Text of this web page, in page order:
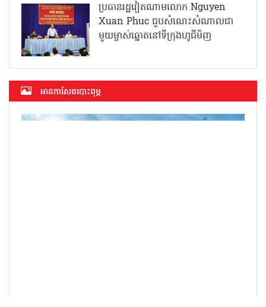
ប្រធានរដ្ឋវៀតណាមលោក Nguyen
Xuan Phuc ជួបសំណេះសំណាលជា
មួយម្ចាស់ឆ្នោតនៅទីក្រុងហូជីមិញ
អាន​កាសែត​បោះពុម្ភ